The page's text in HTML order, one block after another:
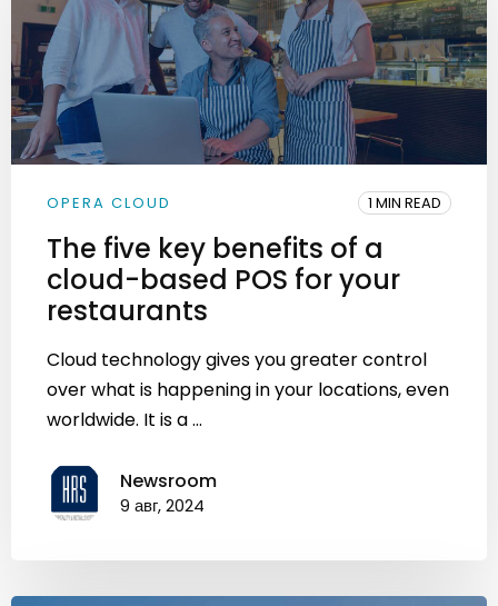
OPERA CLOUD 1 MIN READ
The five key benefits of a
cloud-based POS for your
restaurants
Cloud technology gives you greater control
over what is happening in your locations, even
worldwide. It is a ...
Newsroom
9 авг, 2024